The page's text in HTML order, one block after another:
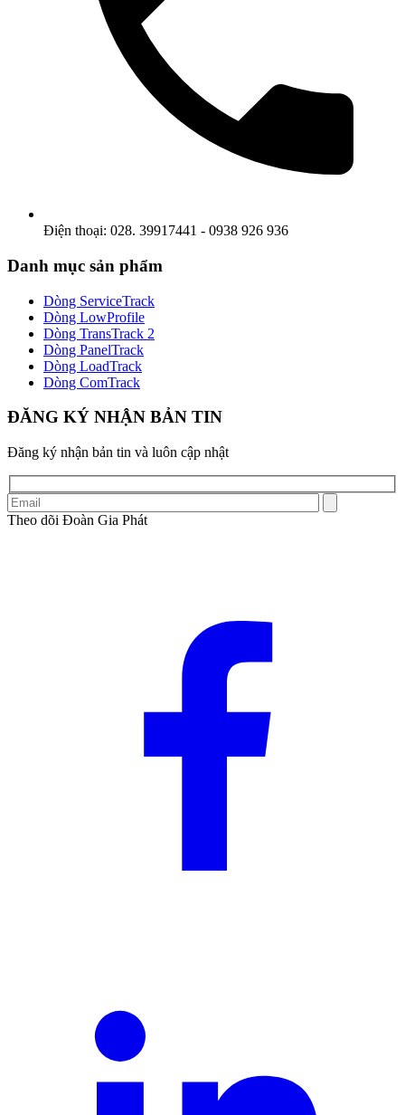
Điện thoại: 028. 39917441 - 0938 926 936
Danh mục sản phẩm
Dòng ServiceTrack
Dòng LowProfile
Dòng TransTrack 2
Dòng PanelTrack
Dòng LoadTrack
Dòng ComTrack
ĐĂNG KÝ NHẬN BẢN TIN
Đăng ký nhận bản tin và luôn cập nhật
Theo dõi Đoàn Gia Phát